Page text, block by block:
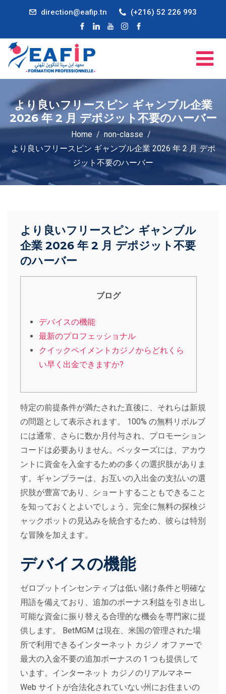
direction@eafip.tn (+216) 52 226 993
より良いフリースピン ギャンブル企業
2026 年 2 月 デポジット不要のハーバー
Home
non-classe
より良いフリースピン ギャンブル企業 2026 年 2 月 デポ
ジット不要のハーバー
より良いフリースピン ギャンブル
企業 2026 年 2 月 デポジット不要
のハーバー
ブログ
デバイスの機能
最新のプロフェッショナル
クイックペイメントカジノからどれくら
い早く出金できますか?
特定の前提条件が満たされた直後に、それらは新規
の問題として表示されます。 100% の無料リボルブ
には通常、さらに数か月付与され、プロモーション
コードは必要ありません。ベッターズには、アカウ
ントに資金を入金するための多くの選択肢がありま
す。ギャンブラーは、お互いの入出金の支払いの選
択肢が豊富であり、ショートすることもできること
を知っておくとよいでしょう。完全に無料の探検ジ
ャックポットの見込みを統合するため、彼らは特別
な冒険を加えます。
デバイスの機能
ゼロプットインセンティブは低い賭け条件と明確な
用語を備えており、追加のボーナス利益を引き出し
可能な資金に振り替える合理的な機会を専門家に提
供します。 BetMGM は現在、米国の管理された場
所で利用できるインターネット カジノ オファーで
最大の入金不要の追加ボーナスの 1 つも提供して
います。インターネット カジノのリアルマネー
Web サイトが合法化されていない州にお住まいの